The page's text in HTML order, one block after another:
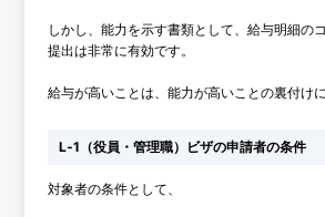
しかし、能力を示す書類として、給与明細の
提出は非常に有効です。
給与が高いことは、能力が高いことの裏付け
L‐1（役員・管理職）ビザの申請者の条件
対象者の条件として、